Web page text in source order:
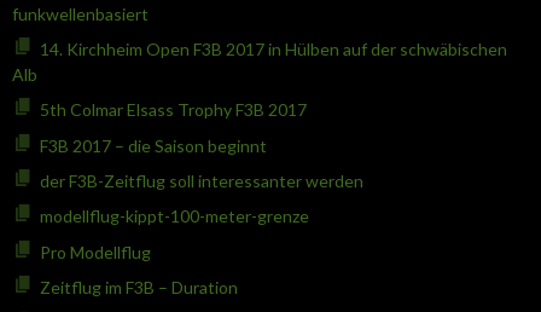
funkwellenbasiert
14. Kirchheim Open F3B 2017 in Hülben auf der schwäbischen
Alb
5th Colmar Elsass Trophy F3B 2017
F3B 2017 – die Saison beginnt
der F3B-Zeitflug soll interessanter werden
modellflug-kippt-100-meter-grenze
Pro Modellflug
Zeitflug im F3B – Duration